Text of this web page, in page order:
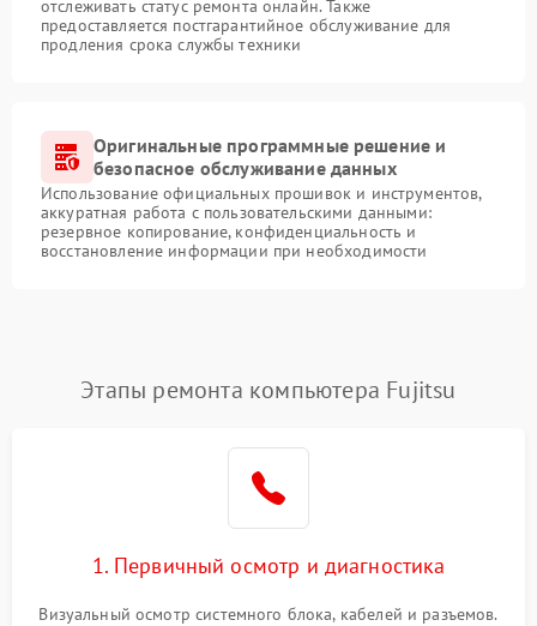
отслеживать статус ремонта онлайн. Также
предоставляется постгарантийное обслуживание для
продления срока службы техники
Оригинальные программные решение и
безопасное обслуживание данных
Использование официальных прошивок и инструментов,
аккуратная работа с пользовательскими данными:
резервное копирование, конфиденциальность и
восстановление информации при необходимости
Этапы ремонта компьютера Fujitsu
1. Первичный осмотр и диагностика
Визуальный осмотр системного блока, кабелей и разъемов.